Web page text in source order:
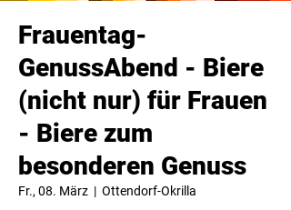
Frauentag-
GenussAbend - Biere
(nicht nur) für Frauen
- Biere zum
besonderen Genuss
Fr., 08. März
  |
Ottendorf-Okrilla